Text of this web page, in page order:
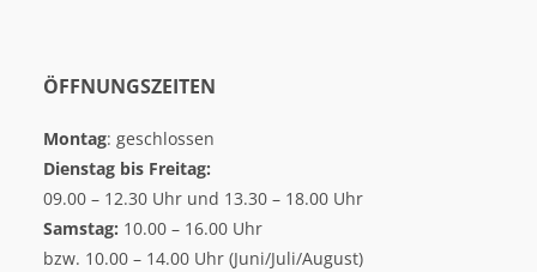
ÖFFNUNGSZEITEN
Montag: geschlossen
Dienstag bis Freitag:
09.00 – 12.30 Uhr und 13.30 – 18.00 Uhr
Samstag: 10.00 – 16.00 Uhr
bzw. 10.00 – 14.00 Uhr (Juni/Juli/August)